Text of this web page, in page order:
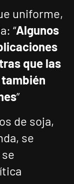
uniforme,
“Algunos
que las
”
de soja,
se